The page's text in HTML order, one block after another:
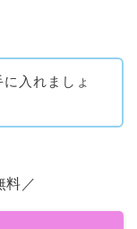
入れましょ
料／